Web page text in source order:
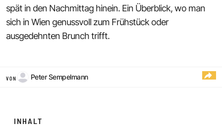
spät in den Nachmittag hinein. Ein Überblick, wo man
sich in Wien genussvoll zum Frühstück oder
ausgedehnten Brunch trifft.
VON Peter Sempelmann
INHALT